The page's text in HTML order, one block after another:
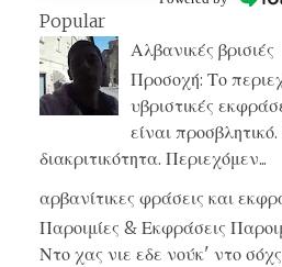
Popular
Αλβανικές βρισιές
Προσοχή: Το
υβριστικές
είναι
διακριτικότητα. Περιεχόμεν...
αρβανίτικες φράσεις και
Παροιμίες & Εκφράσεις
Ντο χας νιε εδε νούκ' ντο